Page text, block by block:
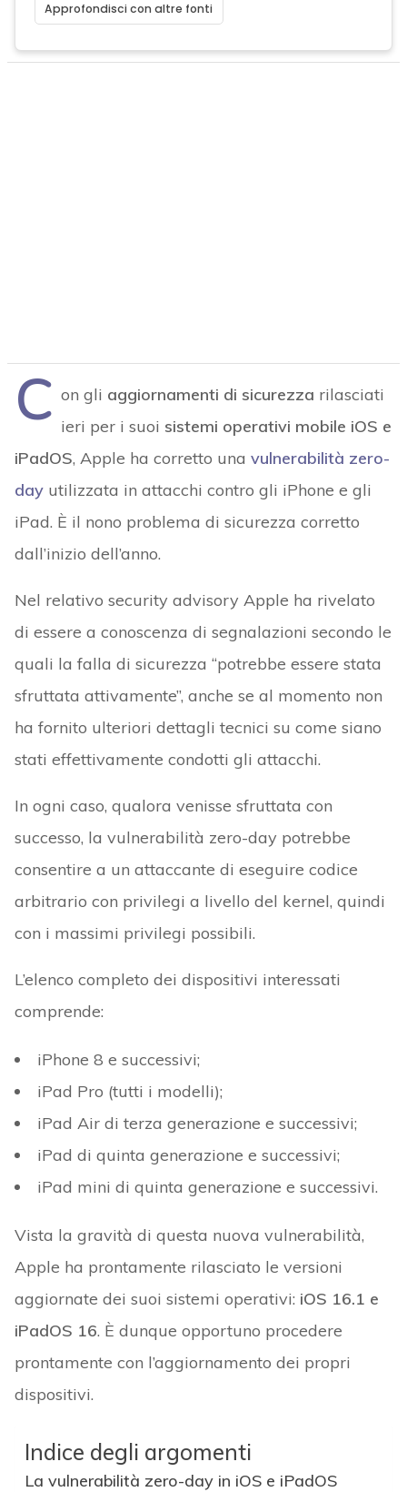
Approfondisci con altre fonti
C on gli aggiornamenti di sicurezza rilasciati
ieri per i suoi sistemi operativi mobile iOS e
iPadOS, Apple ha corretto una vulnerabilità zero-
dayutilizzata in attacchi contro gli iPhone e gli
iPad. È il nono problema di sicurezza corretto
dall’inizio dell’anno.
Nel relativo security advisory Apple ha rivelato
di essere a conoscenza di segnalazioni secondo le
quali la falla di sicurezza “potrebbe essere stata
sfruttata attivamente”, anche se al momento non
ha fornito ulteriori dettagli tecnici su come siano
stati effettivamente condotti gli attacchi.
In ogni caso, qualora venisse sfruttata con
successo, la vulnerabilità zero-day potrebbe
consentire a un attaccante di eseguire codice
arbitrario con privilegi a livello del kernel, quindi
con i massimi privilegi possibili.
L’elenco completo dei dispositivi interessati
comprende:
iPhone 8 e successivi;
iPad Pro (tutti i modelli);
iPad Air di terza generazione e successivi;
iPad di quinta generazione e successivi;
iPad mini di quinta generazione e successivi.
Vista la gravità di questa nuova vulnerabilità,
Apple ha prontamente rilasciato le versioni
aggiornate dei suoi sistemi operativi: iOS 16.1 e
iPadOS 16. È dunque opportuno procedere
prontamente con l’aggiornamento dei propri
dispositivi.
Indice degli argomenti
La vulnerabilità zero-day in iOS e iPadOS